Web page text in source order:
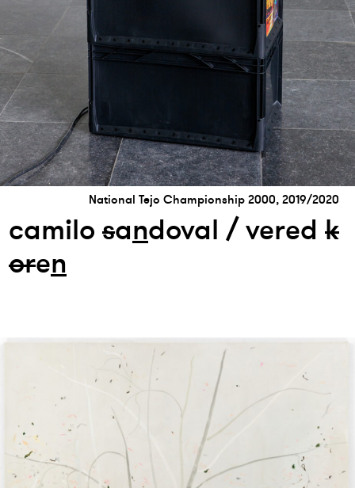
National Tejo Championship 2000, 2019/2020
camilo sandoval / vered k
oren